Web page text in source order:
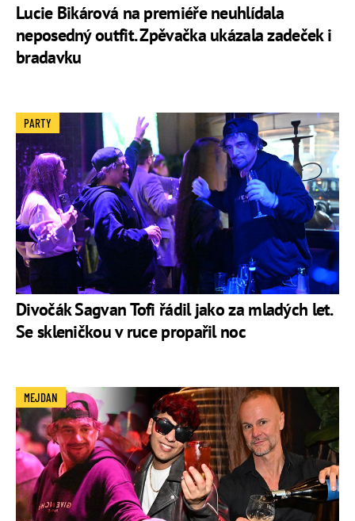
Lucie Bikárová na premiéře neuhlídala
neposedný outfit. Zpěvačka ukázala zadeček i
bradavku
Divočák Sagvan Tofi řádil jako za mladých let.
Se skleničkou v ruce propařil noc
PARTY
MEJDAN